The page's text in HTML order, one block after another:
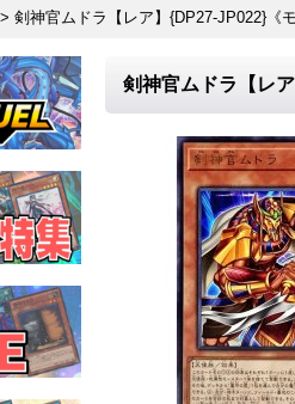
> 剣神官ムドラ【レア】{DP27-JP022}《
剣神官ムドラ【レ